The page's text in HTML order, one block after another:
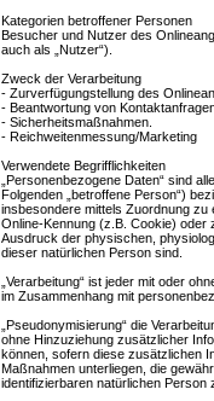
Kategorien betroffener Personen
Besucher und Nutzer des
auch als „Nutzer“).
Zweck der Verarbeitung
- Zurverfügungstellung des
- Beantwortung von
- Sicherheitsmaßnahmen.
- Reichweitenmessung/Marketing
Verwendete Begrifflichkeiten
„Personenbezogene Daten“ sind
Folgenden „betroffene Person“)
insbesondere mittels Zuordnung zu
Online-Kennung (z.B. Cookie) oder
Ausdruck der physischen,
dieser natürlichen Person sind.
„Verarbeitung“ ist jeder mit oder
im Zusammenhang mit
„Pseudonymisierung“ die
ohne Hinzuziehung zusätzlicher
können, sofern diese zusätzlichen
Maßnahmen unterliegen, die
identifizierbaren natürlichen Person